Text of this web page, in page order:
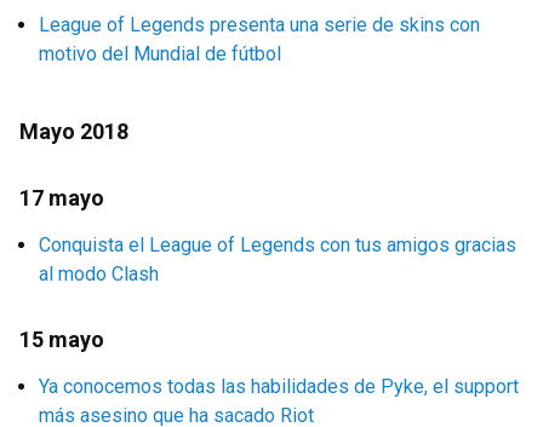
League of Legends presenta una serie de skins con
motivo del Mundial de fútbol
Mayo 2018
17 mayo
Conquista el League of Legends con tus amigos gracias
al modo Clash
15 mayo
Ya conocemos todas las habilidades de Pyke, el support
más asesino que ha sacado Riot